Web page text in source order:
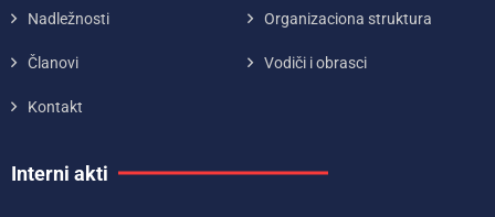
Nadležnosti Organizaciona struktura
Članovi Vodiči i obrasci
Kontakt
Interni akti